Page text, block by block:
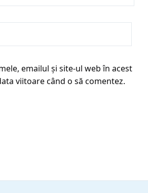
emailul și site-ul web în acest
viitoare când o să comentez.